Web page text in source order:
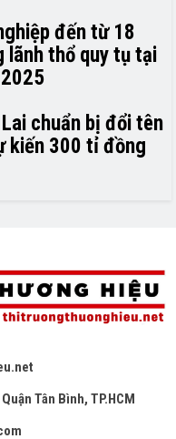
đến từ 18
lãnh thổ quy tụ tại
chuẩn bị đổi tên
kiến 300 tỉ đồng
Tân Bình, TP.HCM